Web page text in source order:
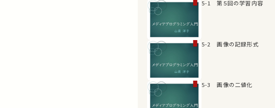
5-1 第５回の学習内容
5-2 画像の記録形式
5-3 画像の二値化